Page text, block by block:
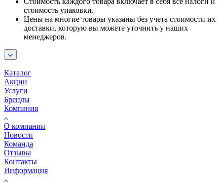
стоимость упаковки.
Цены на многие товары указаны без учета стоимости их
доставки, которую вы можете уточнить у наших
менеджеров.
Каталог
Акции
Услуги
Бренды
Компания
О компании
Новости
Команда
Отзывы
Контакты
Информация